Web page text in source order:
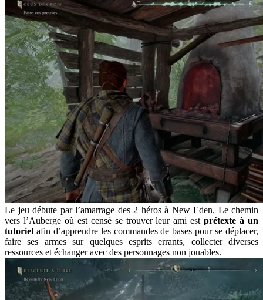
Le jeu débute par l’amarrage des 2 héros à New Eden. Le chemin
vers l’Auberge où est censé se trouver leur ami estprétexte à un
tutoriel afin d’apprendre les commandes de bases pour se déplacer,
faire ses armes sur quelques esprits errants, collecter diverses
ressources et échanger avec des personnages non jouables.